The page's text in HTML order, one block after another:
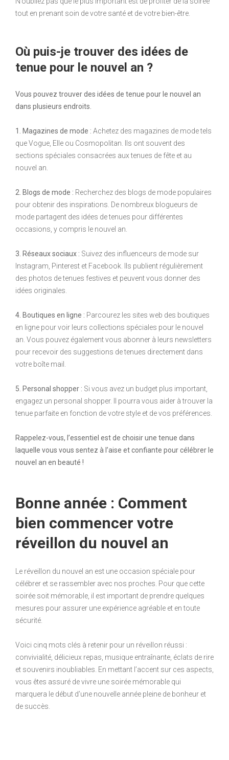
tout en prenant soin de votre santé et de votre bien-être.
Où puis-je trouver des idées de
tenue pour le nouvel an ?
Vous pouvez trouver des idées de tenue pour le nouvel an
dans plusieurs endroits.
1. Magazines de mode : Achetez des magazines de mode tels
que Vogue, Elle ou Cosmopolitan. Ils ont souvent des
sections spéciales consacrées aux tenues de fête et au
nouvel an.
2. Blogs de mode : Recherchez des blogs de mode populaires
pour obtenir des inspirations. De nombreux blogueurs de
mode partagent des idées de tenues pour différentes
occasions, y compris le nouvel an.
3. Réseaux sociaux : Suivez des influenceurs de mode sur
Instagram, Pinterest et Facebook. Ils publient régulièrement
des photos de tenues festives et peuvent vous donner des
idées originales.
4. Boutiques en ligne : Parcourez les sites web des boutiques
en ligne pour voir leurs collections spéciales pour le nouvel
an. Vous pouvez également vous abonner à leurs newsletters
pour recevoir des suggestions de tenues directement dans
votre boîte mail.
5. Personal shopper : Si vous avez un budget plus important,
engagez un personal shopper. Il pourra vous aider à trouver la
tenue parfaite en fonction de votre style et de vos préférences.
Rappelez-vous, l’essentiel est de choisir une tenue dans
laquelle vous vous sentez à l’aise et confiante pour célébrer le
nouvel an en beauté !
Bonne année : Comment
bien commencer votre
réveillon du nouvel an
Le réveillon du nouvel an est une occasion spéciale pour
célébrer et se rassembler avec nos proches. Pour que cette
soirée soit mémorable, il est important de prendre quelques
mesures pour assurer une expérience agréable et en toute
sécurité.
Voici cinq mots clés à retenir pour un réveillon réussi :
convivialité, délicieux repas, musique entraînante, éclats de rire
et souvenirs inoubliables. En mettant l’accent sur ces aspects,
vous êtes assuré de vivre une soirée mémorable qui
marquera le début d’une nouvelle année pleine de bonheur et
de succès.